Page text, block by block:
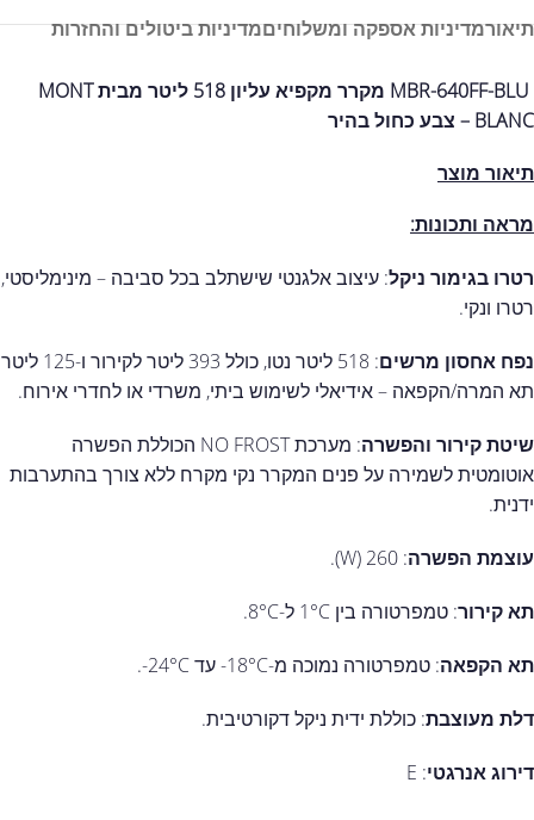
תיאורמדיניות אספקה ומשלוחיםמדיניות ביטולים והחזרות
MBR-640FF-BLU מקרר מקפיא עליון 518 ליטר מבית MONT
BLANC – צבע כחול בהיר
תיאור מוצר
מראה ותכונות:
רטרו בגימור ניקל: עיצוב אלגנטי שישתלב בכל סביבה – מינימליסטי,
רטרו ונקי.
נפח אחסון מרשים
: 518 ליטר נטו, כולל 393 ליטר לקירור ו-125 ליטר
תא המרה/הקפאה – אידיאלי לשימוש ביתי, משרדי או לחדרי אירוח.
שיטת קירור והפשרה
: מערכת NO FROST הכוללת הפשרה
אוטומטית לשמירה על פנים המקרר נקי מקרח ללא צורך בהתערבות
ידנית.
עוצמת הפשרה: 260 (W).
תא קירור: טמפרטורה בין 1°C ל-8°C.
תא הקפאה: טמפרטורה נמוכה מ-18°C- עד 24°C-.
דלת מעוצבת: כוללת ידית ניקל דקורטיבית.
דירוג אנרגטי: E